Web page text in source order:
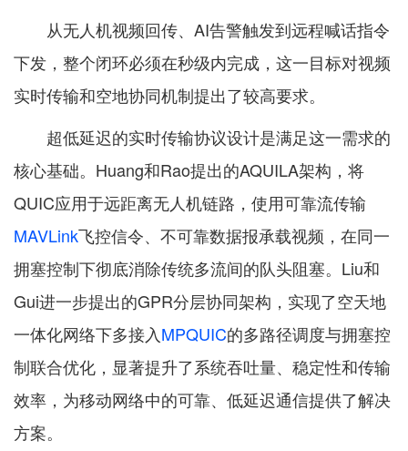
从无人机视频回传、AI告警触发到远程喊话指令
下发，整个闭环必须在秒级内完成，这一目标对视频
实时传输和空地协同机制提出了较高要求。
超低延迟的实时传输协议设计是满足这一需求的
核心基础。Huang和Rao提出的AQUILA架构，将
QUIC应用于远距离无人机链路，使用可靠流传输
MAVLink飞控信令、不可靠数据报承载视频，在同一
拥塞控制下彻底消除传统多流间的队头阻塞。Liu和
Gui进一步提出的GPR分层协同架构，实现了空天地
一体化网络下多接入MPQUIC的多路径调度与拥塞控
制联合优化，显著提升了系统吞吐量、稳定性和传输
效率，为移动网络中的可靠、低延迟通信提供了解决
方案。